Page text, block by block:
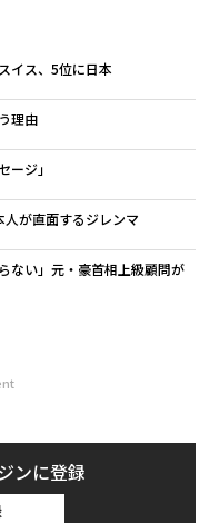
イス、5位に日本
理由
ージ」
が直面するジレンマ
ない」元・豪首相上級顧問が
ンに登録